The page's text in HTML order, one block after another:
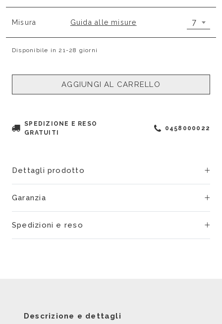
Misura Guida alle misure 7
Disponibile in 21-28 giorni
AGGIUNGI AL CARRELLO
SPEDIZIONE E RESO
GRATUITI
0458000022
Dettagli prodotto
Garanzia
Spedizioni e reso
Descrizione e dettagli